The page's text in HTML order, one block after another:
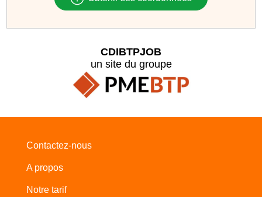
CDIBTPJOB
un site du groupe
Contactez-nous
A propos
Notre tarif